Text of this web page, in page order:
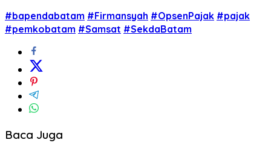
#bapendabatam #Firmansyah #OpsenPajak #pajak
#pemkobatam #Samsat #SekdaBatam
Baca Juga